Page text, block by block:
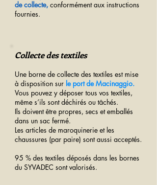
de collecte, conformément aux instructions
fournies.
Collecte des textiles
Une borne de collecte des textiles est mise
à disposition sur le port de Macinaggio.
Vous pouvez y déposer tous vos textiles,
même s’ils sont déchirés ou tâchés.
Ils doivent être propres, secs et emballés
dans un sac fermé.
Les articles de maroquinerie et les
chaussures (par paire) sont aussi acceptés.
95 % des textiles déposés dans les bornes
du SYVADEC sont valorisés.